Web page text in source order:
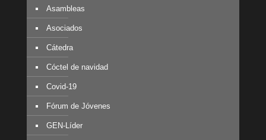
Asambleas
Asociados
Cátedra
Cóctel de navidad
Covid-19
Fórum de Jóvenes
GEN-Líder